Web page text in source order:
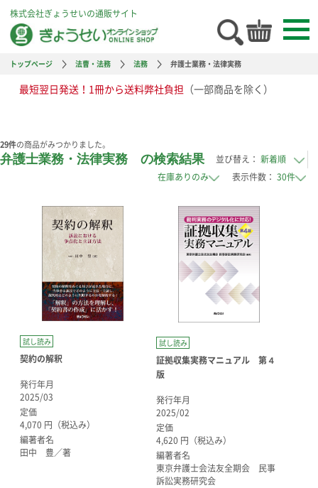
株式会社ぎょうせいの通販サイト
トップページ 法曹・法務 法務 弁護士業務・法律実務
最短翌日発送！1冊から送料弊社負担 （一部商品を除く）
29件の商品がみつかりました。
弁護士業務・法律実務 の検索結果
並び替え：
表示件数：
試し読み
契約の解釈
発行年月
2025/03
定価
4,070 円（税込み）
編著者名
田中 豊／著
試し読み
証拠収集実務マニュアル 第４
版
発行年月
2025/02
定価
4,620 円（税込み）
編著者名
東京弁護士会法友全期会 民事
訴訟実務研究会